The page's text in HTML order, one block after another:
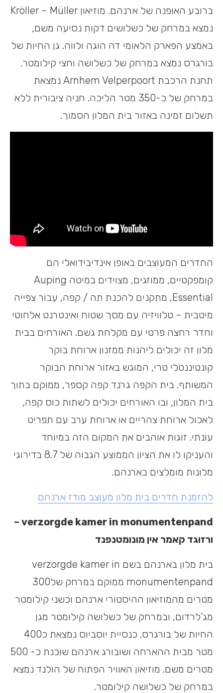
ברובע האופנה של ארנהם. מוזיאון Kröller – Müller
נמצא במרחק של כשלושים דקות נסיעה משם,
באמצע הפארק הלאומי דה הוגה ולווה. גן החיות של
בורגרס נמצא במרחק של כשלושה וחצי קילומטר.
תחנת הרכבת Arnhem Velperpoort נמצאת
במרחק של כ-350 מטר הליכה. חניה ציבורית ללא
תשלום זמינה באזור בית המלון הסמוך.
החדרים המעוצבים באופן אינדיבידואלי הם
קומפקטיים, ממוזגים, מצוידים במיטה Auping
Essential, מתקנים להכנת תה / קפה, עבור צפייה
מיטבית – טלוויזיה עם מסך שטוח ואינטרנט אלחוטי
וחדר רחצה פרטי עם מקלחת גשם. האורחים בבית
מלון זה יכולים ליהנות ממזנון ארוחת בוקר
קונטיננטלי טרי, המוגש באזור ארוחת הבוקר
המשותף. בית הקפה גרנד קפה קספר, ממוקם בתוך
בית המלון, ובו האורחים יכולים לשתות כוס קפה,
לאכול ארוחת צהריים או ארוחת ערב עם תפריט
עונתי. זוגות אוהבים את המקום הזה במיוחד
והעניקו לו את הציון הממוצע הגבוה של 8.7 בדירוגי
מלונות מומלצים בארנהם.
להזמנת חדרים בית מלון מעוצב מודז ארנהם
verzorgde kamer in monumentenpand
–
ורזוגד קאמר אין מונומטנפנד
בית מלון בארנהם בשם verzorgde kamer in
monumentenpand ממוקם במרחק של300
מטרים מהמוזיאון ההיסטורי ארנהם וכשני קילומטר
מג’לרדום, ובמרחק של כשלושה קילומטר מגן
החיות של בורגרס. כנסיית יוסביוס נמצאת כ400
מטר מבית ההארחה ושובורג ארנהם שוכנת כ- 500
מטרים משם. מוזיאון האוויר הפתוח של הולנד נמצא
במרחק של כשלושה קילומטר.